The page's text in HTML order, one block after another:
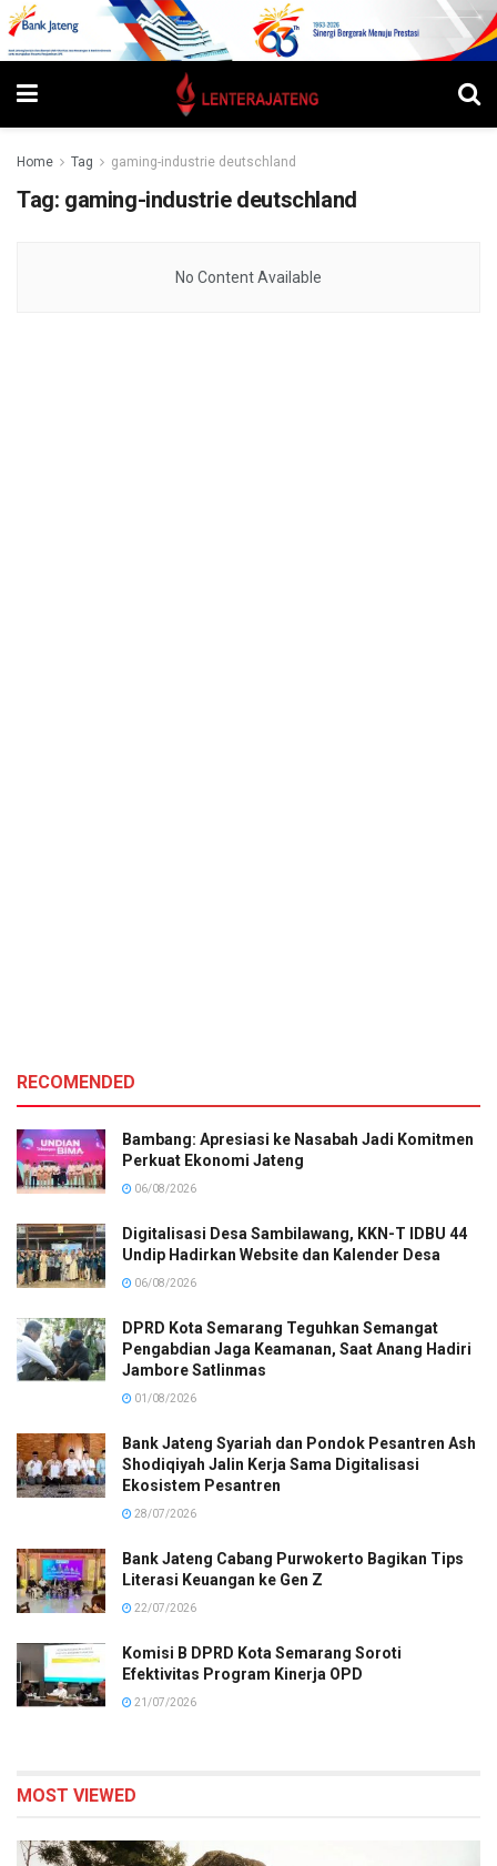
Home Tag gaming-industrie deutschland
Tag: gaming-industrie deutschland
No Content Available
RECOMENDED
Bambang: Apresiasi ke Nasabah Jadi Komitmen
Perkuat Ekonomi Jateng
06/08/2026
Digitalisasi Desa Sambilawang, KKN-T IDBU 44
Undip Hadirkan Website dan Kalender Desa
06/08/2026
DPRD Kota Semarang Teguhkan Semangat
Pengabdian Jaga Keamanan, Saat Anang Hadiri
Jambore Satlinmas
01/08/2026
Bank Jateng Syariah dan Pondok Pesantren Ash
Shodiqiyah Jalin Kerja Sama Digitalisasi
Ekosistem Pesantren
28/07/2026
Bank Jateng Cabang Purwokerto Bagikan Tips
Literasi Keuangan ke Gen Z
22/07/2026
Komisi B DPRD Kota Semarang Soroti
Efektivitas Program Kinerja OPD
21/07/2026
MOST VIEWED